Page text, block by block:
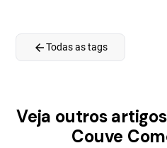
arrow_backTodas as tags
Veja outros
Couve